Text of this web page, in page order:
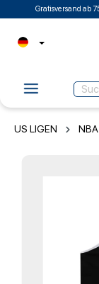
Gratisversand ab
US LIGEN NBA